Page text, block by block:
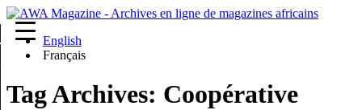
English
Français
Tag Archives: Coopérative